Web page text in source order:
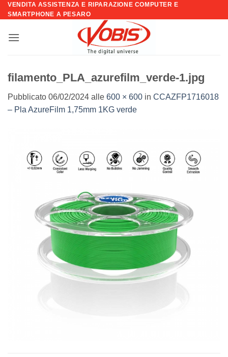
Salta
ai
VENDITA ASSISTENZA E RIPARAZIONE COMPUTER E
SMARTPHONE A PESARO
filamento_PLA_azurefilm_verde-1.jpg
Pubblicato 06/02/2024 alle 600 × 600 in CCAZFP1716018
– Pla AzureFilm 1,75mm 1KG verde